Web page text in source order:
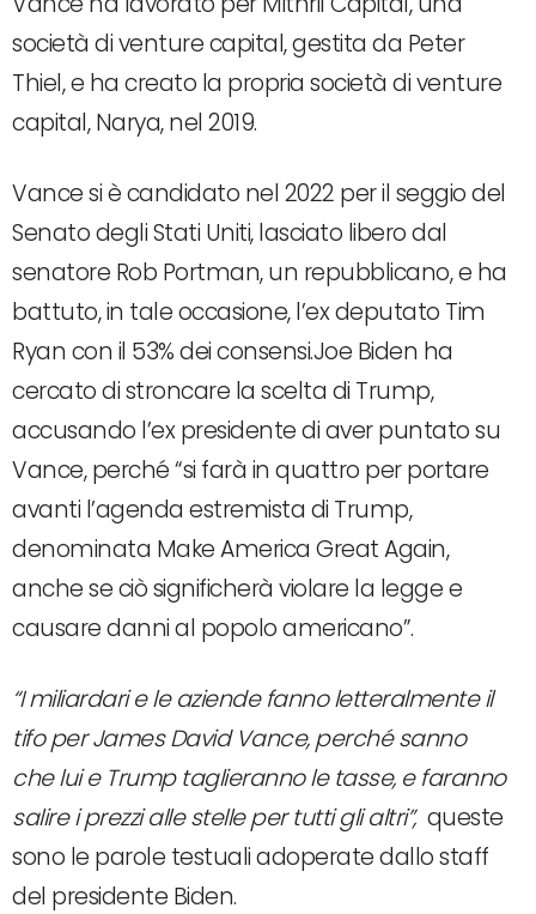
società di venture capital, gestita da Peter
Thiel, e ha creato la propria società di venture
capital, Narya, nel 2019.
Vance si è candidato nel 2022 per il seggio del
Senato degli Stati Uniti, lasciato libero dal
senatore Rob Portman, un repubblicano, e ha
battuto, in tale occasione, l’ex deputato Tim
Ryan con il 53% dei consensi.Joe Biden ha
cercato di stroncare la scelta di Trump,
accusando l’ex presidente di aver puntato su
Vance, perché “si farà in quattro per portare
avanti l’agenda estremista di Trump,
denominata Make America Great Again,
anche se ciò significherà violare la legge e
causare danni al popolo americano”.
“I miliardari e le aziende fanno letteralmente il
tifo per James David Vance, perché sanno
che lui e Trump taglieranno le tasse, e faranno
salire i prezzi alle stelle per tutti gli altri”,queste
sono le parole testuali adoperate dallo staff
del presidente Biden.